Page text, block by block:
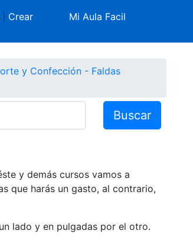
Crear
Mi Aula Facil
y Confección - Faldas
Buscar
y demás cursos vamos a
que harás un gasto, al contrario,
lado y en pulgadas por el otro.